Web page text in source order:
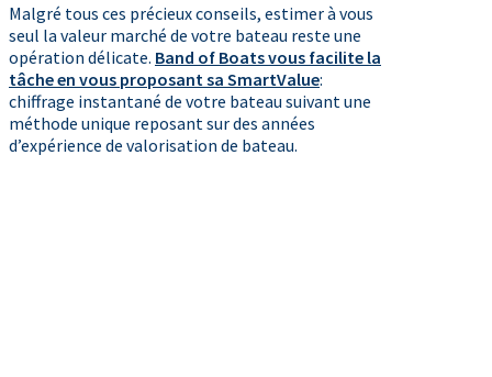
Malgré tous ces précieux conseils, estimer à vous
seul la valeur marché de votre bateau reste une
opération délicate. Band of Boats vous facilite la
tâche en vous proposant sa SmartValue:
chiffrage instantané de votre bateau suivant une
méthode unique reposant sur des années
d’expérience de valorisation de bateau.